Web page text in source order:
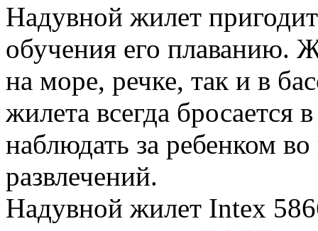
Надувной жилет
обучения его плаванию.
на море, речке, так и в
жилета всегда бросается
наблюдать за ребенком
развлечений.
Надувной жилет Intex